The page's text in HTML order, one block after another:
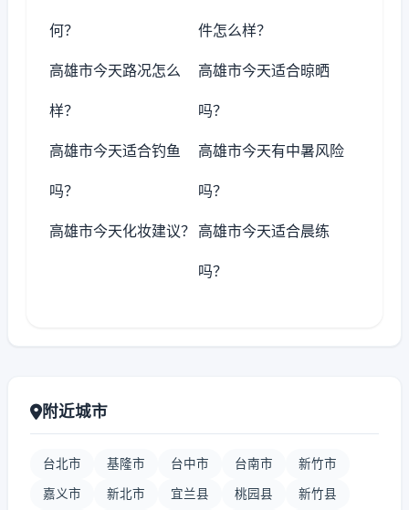
何？ 件怎么样？
高雄市今天路况怎么
样？
高雄市今天适合晾晒
吗？
高雄市今天适合钓鱼
吗？
高雄市今天有中暑风险
吗？
高雄市今天化妆建议？ 高雄市今天适合晨练
吗？
附近城市
台北市 基隆市 台中市 台南市 新竹市
嘉义市 新北市 宜兰县 桃园县 新竹县